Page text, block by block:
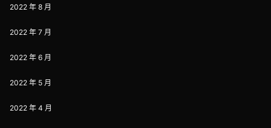
2022 年 8 月
2022 年 7 月
2022 年 6 月
2022 年 5 月
2022 年 4 月